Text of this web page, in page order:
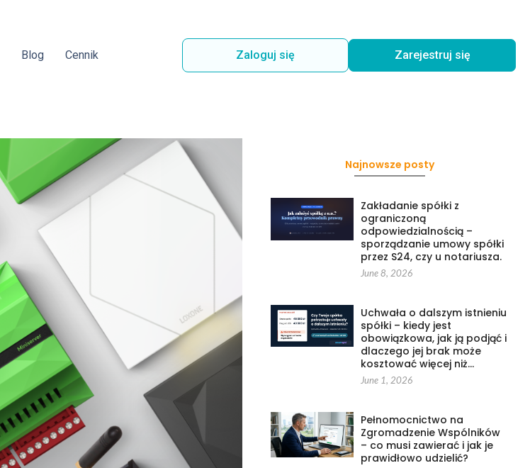
Blog Cennik Zaloguj się Zarejestruj się
Najnowsze posty
Zakładanie spółki z
ograniczoną
odpowiedzialnością –
sporządzanie umowy spółki
przez S24, czy u notariusza.
June 8, 2026
Uchwała o dalszym istnieniu
spółki – kiedy jest
obowiązkowa, jak ją podjąć i
dlaczego jej brak może
kosztować więcej niż…
June 1, 2026
Pełnomocnictwo na
Zgromadzenie Wspólników
– co musi zawierać i jak je
prawidłowo udzielić?